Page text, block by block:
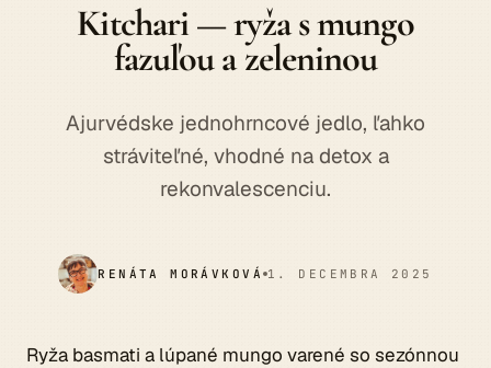
Kitchari— ryža s mungo
fazuľou a zeleninou
Ajurvédske jednohrncové jedlo, ľahko
stráviteľné, vhodné na detox a
rekonvalescenciu.
RENÁTA MORÁVKOVÁ 1. DECEMBRA 2025
Ryža basmati a lúpané mungo varené so sezónnou